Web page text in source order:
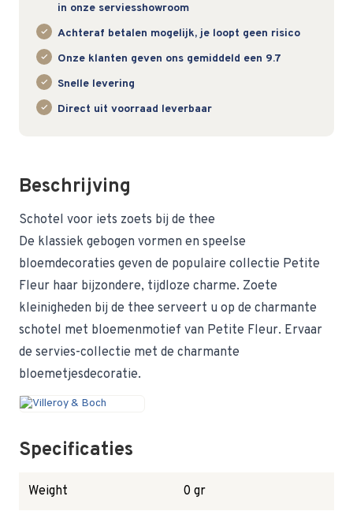
in onze serviesshowroom
Achteraf betalen mogelijk, je loopt geen risico
Onze klanten geven ons gemiddeld een 9.7
Snelle levering
Direct uit voorraad leverbaar
Beschrijving
Schotel voor iets zoets bij de thee
De klassiek gebogen vormen en speelse
bloemdecoraties geven de populaire collectie Petite
Fleur haar bijzondere, tijdloze charme. Zoete
kleinigheden bij de thee serveert u op de charmante
schotel met bloemenmotief van Petite Fleur. Ervaar
de servies-collectie met de charmante
bloemetjesdecoratie.
Specificaties
Weight 0 gr